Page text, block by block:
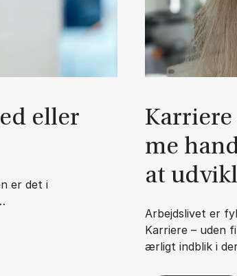
el­ler
er det i
me
at
Arbejdslivet er
Karriere – uden
ærligt indblik i